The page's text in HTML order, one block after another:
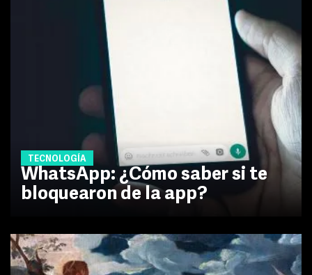
TECNOLOGÍA
WhatsApp: ¿Cómo saber si te
bloquearon de la app?